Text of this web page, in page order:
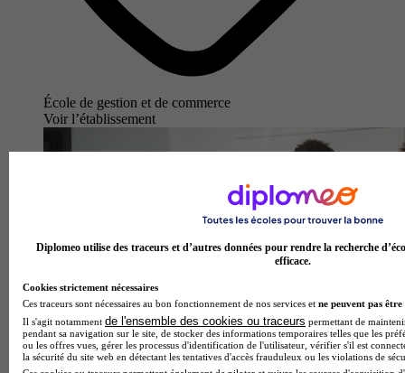
École de gestion et de commerce
Voir l’établissement
Diplomeo utilise des traceurs et d’autres données pour rendre la recherche
efficace.
Cookies strictement nécessaires
Ces traceurs sont nécessaires au bon fonctionnement de nos services et ne peuvent pas être
Il s'agit notamment de l'ensemble des cookies ou traceurs permettant de
pendant sa navigation sur le site, de stocker des informations temporaires telles que les
ou les offres vues, gérer les processus d'identification de l'utilisateur, vérifier s'il est
la sécurité du site web en détectant les tentatives d'accès frauduleux ou les violations de